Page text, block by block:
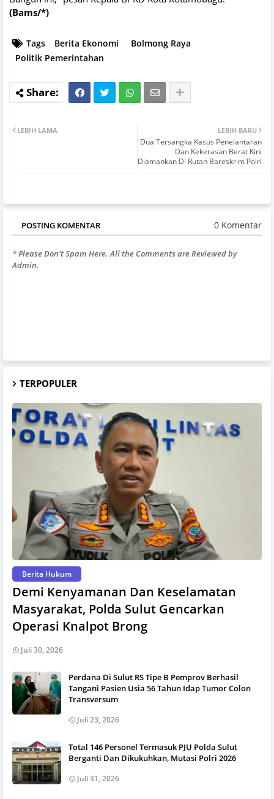
(Bams/*)
Tags Berita Ekonomi
Bolmong Raya
Politik Pemerintahan
LEBIH BARU
Dua Tersangka Kasus Penelantaran
Dan Kekerasan Berat Kini
Diamankan Di Rutan Bareskrim Polri
LEBIH LAMA
POSTING KOMENTAR 0 Komentar
* Please Don't Spam Here. All the Comments are Reviewed by
Admin.
TERPOPULER
Berita Hukum
Demi Kenyamanan Dan Keselamatan
Masyarakat, Polda Sulut Gencarkan
Operasi Knalpot Brong
Juli 30, 2026
Perdana Di Sulut RS Tipe B Pemprov Berhasil
Tangani Pasien Usia 56 Tahun Idap Tumor Colon
Transversum
Juli 23, 2026
Total 146 Personel Termasuk PJU Polda Sulut
Berganti Dan Dikukuhkan, Mutasi Polri 2026
Juli 31, 2026